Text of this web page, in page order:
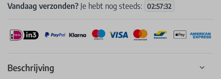
Vandaag verzonden? Je hebt nog steeds: 02:57:32
Beschrijving